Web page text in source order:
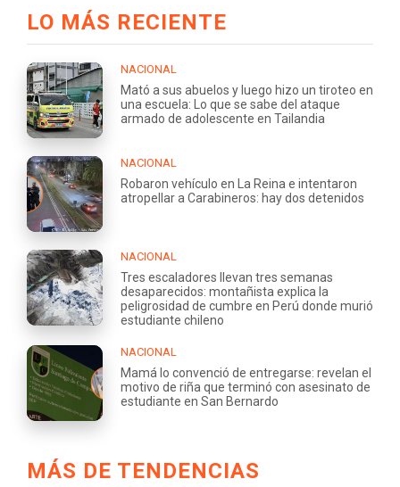
LO MÁS RECIENTE
NACIONAL
Mató a sus abuelos y luego hizo un tiroteo en
una escuela: Lo que se sabe del ataque
armado de adolescente en Tailandia
NACIONAL
Robaron vehículo en La Reina e intentaron
atropellar a Carabineros: hay dos detenidos
NACIONAL
Tres escaladores llevan tres semanas
desaparecidos: montañista explica la
peligrosidad de cumbre en Perú donde murió
estudiante chileno
NACIONAL
Mamá lo convenció de entregarse: revelan el
motivo de riña que terminó con asesinato de
estudiante en San Bernardo
MÁS DE TENDENCIAS